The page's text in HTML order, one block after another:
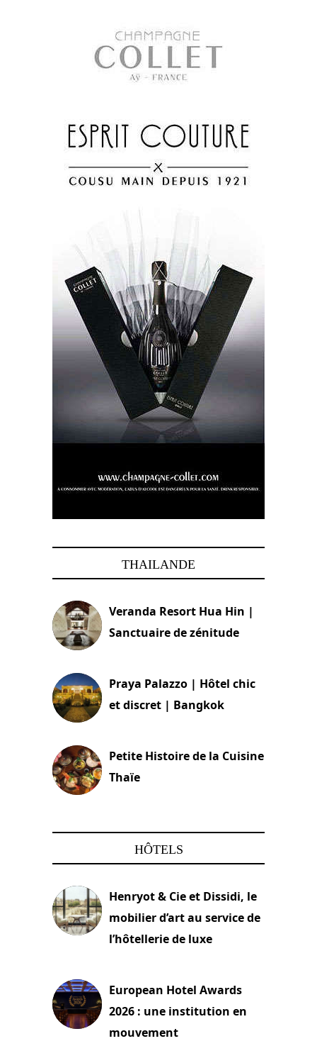
THAILANDE
Veranda Resort Hua Hin |
Sanctuaire de zénitude
Praya Palazzo | Hôtel chic
et discret | Bangkok
Petite Histoire de la Cuisine
Thaïe
HÔTELS
Henryot & Cie et Dissidi, le
mobilier d’art au service de
l’hôtellerie de luxe
European Hotel Awards
2026 : une institution en
mouvement